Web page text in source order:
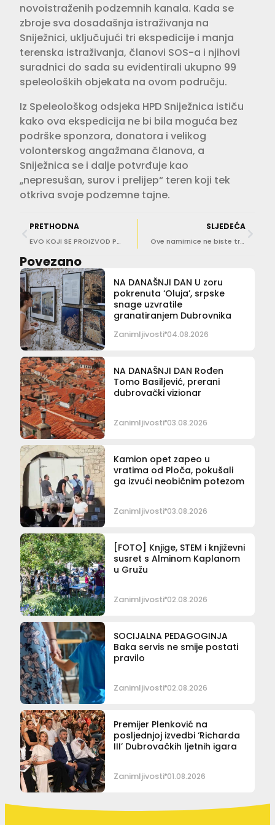
novoistraženih podzemnih kanala. Kada se
zbroje sva dosadašnja istraživanja na
Sniježnici, uključujući tri ekspedicije i manja
terenska istraživanja, članovi SOS-a i njihovi
suradnici do sada su evidentirali ukupno 99
speleoloških objekata na ovom području.
Iz Speleološkog odsjeka HPD Sniježnica ističu
kako ova ekspedicija ne bi bila moguća bez
podrške sponzora, donatora i velikog
volonterskog angažmana članova, a
Sniježnica se i dalje potvrđuje kao
„nepresušan, surov i prelijep“ teren koji tek
otkriva svoje podzemne tajne.
PRETHODNA
EVO KOJI SE PROIZVOD POVLAČI S TRŽIŠTA! Provjerite imate li ga kod kuće
SLJEDEĆA
Ove namirnice ne biste trebali jesti tijekom toplinskog vala
Povezano
NA DANAŠNJI DAN U zoru
pokrenuta ‘Oluja’, srpske
snage uzvratile
granatiranjem Dubrovnika
Zanimljivosti 04.08.2026
NA DANAŠNJI DAN Rođen
Tomo Basiljević, prerani
dubrovački vizionar
Zanimljivosti 03.08.2026
Kamion opet zapeo u
vratima od Ploča, pokušali
ga izvući neobičnim potezom
Zanimljivosti 03.08.2026
[FOTO] Knjige, STEM i književni
susret s Alminom Kaplanom
u Gružu
Zanimljivosti 02.08.2026
SOCIJALNA PEDAGOGINJA
Baka servis ne smije postati
pravilo
Zanimljivosti 02.08.2026
Premijer Plenković na
posljednjoj izvedbi ‘Richarda
III’ Dubrovačkih ljetnih igara
Zanimljivosti 01.08.2026